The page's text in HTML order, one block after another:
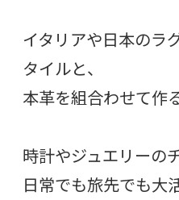
イタリアや日本のラ
タイルと、
本革を組合わせて作る
時計やジュエリーの
日常でも旅先でも大